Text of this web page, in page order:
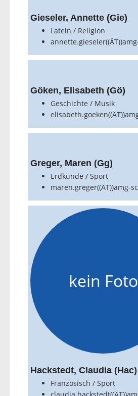
Gieseler, Annette (Gie)
Latein / Religion
Göken, Elisabeth (Gö)
Geschichte / Musik
Greger, Maren (Gg)
Erdkunde / Sport
maren.greger((ÄT))amg-
kein Foto
Hackstedt, Claudia (Hac)
Französisch / Sport